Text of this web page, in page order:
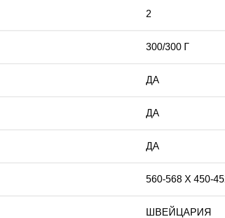
2
300/300 Г
ДА
ДА
ДА
560-568 Х 450-
ШВЕЙЦАРИЯ